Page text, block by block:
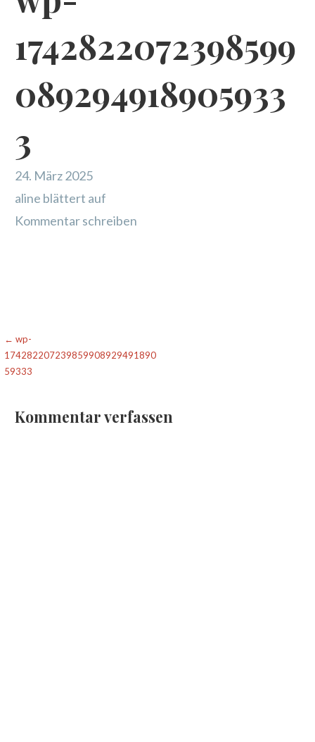
1742822072398599
089294918905933
3
24. März 2025
aline blättert auf
Kommentar schreiben
Beitragsnavigation
← wp-
174282207239859908929491890
59333
Kommentar verfassen